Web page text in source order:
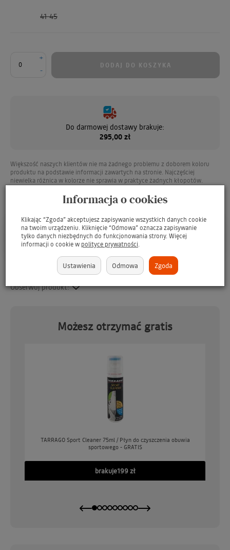
41-45
-
+
DODAJ DO KOSZYKA
Do darmowej dostawy brakuje:
295,00 zł
Większość naszych klientów nie ma żadnego problemu z doborem koloru
produktu na podstawie informacji zawartych na stronie. Najczęściej
niewielka różnica w kolorze nie sprawia w praktyce żadnych kłopotów.
kolor produktu może się nieco różnić od tego, co widzisz na ekranie
Asystent AI
Porozmawiajoprodukcie
Dodaj do Twojej listy
Obserwuj produkt:
Możesz otrzymać gratis
TARRAGO Sport Cleaner 75ml / Płyn do czyszczenia obuwia
sportowego - GRATIS
brakuje199 zł
Informacja o cookies
Klikając “Zgoda” akceptujesz zapisywanie wszystkich danych cookie
na twoim urządzeniu. Kliknięcie “Odmowa” oznacza zapisywanie
tylko danych niezbędnych do funkcjonowania strony. Więcej
informacji o cookie w polityce prywatności.
Ustawienia Odmowa Zgoda